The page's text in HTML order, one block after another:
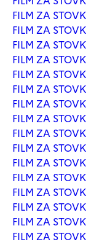
FILM ZA
FILM ZA
FILM ZA
FILM ZA
FILM ZA
FILM ZA
FILM ZA
FILM ZA
FILM ZA
FILM ZA
FILM ZA
FILM ZA
FILM ZA
FILM ZA
FILM ZA
FILM ZA